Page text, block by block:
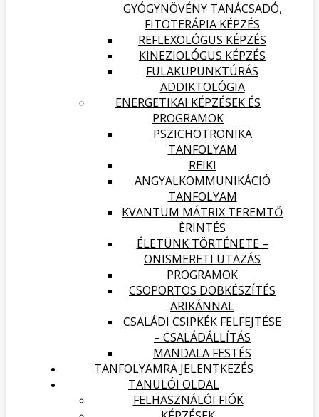
GYÓGYNÖVÉNY TANÁCSADÓ,
FITOTERÁPIA KÉPZÉS
REFLEXOLÓGUS KÉPZÉS
KINEZIOLÓGUS KÉPZÉS
FÜLAKUPUNKTÚRÁS
ADDIKTOLÓGIA
ENERGETIKAI KÉPZÉSEK ÉS
PROGRAMOK
PSZICHOTRONIKA
TANFOLYAM
REIKI
ANGYALKOMMUNIKÁCIÓ
TANFOLYAM
KVANTUM MÁTRIX TEREMTŐ
ÈRINTÉS
ÉLETÜNK TÖRTÉNETE –
ÖNISMERETI UTAZÁS
PROGRAMOK
CSOPORTOS DOBKÉSZÍTÉS
ARIKÁNNAL
CSALÁDI CSIPKÉK FELFEJTÉSE
– CSALÁDÁLLÍTÁS
MANDALA FESTÉS
TANFOLYAMRA JELENTKEZÉS
TANULÓI OLDAL
FELHASZNÁLÓI FIÓK